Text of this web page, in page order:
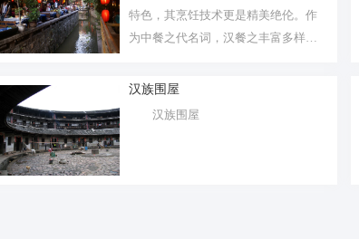
特色，其烹饪技术更是精美绝伦。作
为中餐之代名词，汉餐之丰富多样与
汉族围屋
汉族围屋